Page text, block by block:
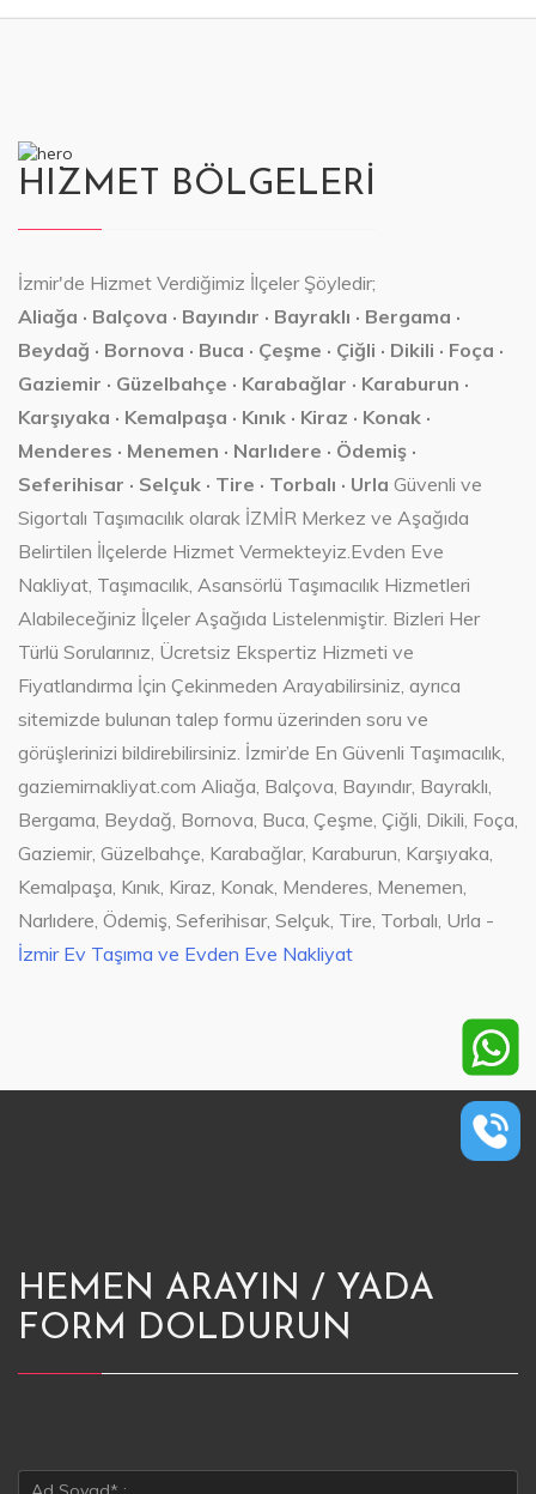
HIZMET BÖLGELERİ
İzmir'de Hizmet Verdiğimiz İlçeler Şöyledir;
Aliağa · Balçova · Bayındır · Bayraklı · Bergama ·
Beydağ · Bornova · Buca · Çeşme · Çiğli · Dikili · Foça ·
Gaziemir · Güzelbahçe · Karabağlar · Karaburun ·
Karşıyaka · Kemalpaşa · Kınık · Kiraz · Konak ·
Menderes · Menemen · Narlıdere · Ödemiş ·
Seferihisar · Selçuk · Tire · Torbalı · Urla Güvenli ve
Sigortalı Taşımacılık olarak İZMİR Merkez ve Aşağıda
Belirtilen İlçelerde Hizmet Vermekteyiz.Evden Eve
Nakliyat, Taşımacılık, Asansörlü Taşımacılık Hizmetleri
Alabileceğiniz İlçeler Aşağıda Listelenmiştir. Bizleri Her
Türlü Sorularınız, Ücretsiz Ekspertiz Hizmeti ve
Fiyatlandırma İçin Çekinmeden Arayabilirsiniz, ayrıca
sitemizde bulunan talep formu üzerinden soru ve
görüşlerinizi bildirebilirsiniz. İzmir’de En Güvenli Taşımacılık,
gaziemirnakliyat.com Aliağa, Balçova, Bayındır, Bayraklı,
Bergama, Beydağ, Bornova, Buca, Çeşme, Çiğli, Dikili, Foça,
Gaziemir, Güzelbahçe, Karabağlar, Karaburun, Karşıyaka,
Kemalpaşa, Kınık, Kiraz, Konak, Menderes, Menemen,
Narlıdere, Ödemiş, Seferihisar, Selçuk, Tire, Torbalı, Urla -
İzmir Ev Taşıma ve Evden Eve Nakliyat
HEMEN ARAYIN / YADA
FORM DOLDURUN